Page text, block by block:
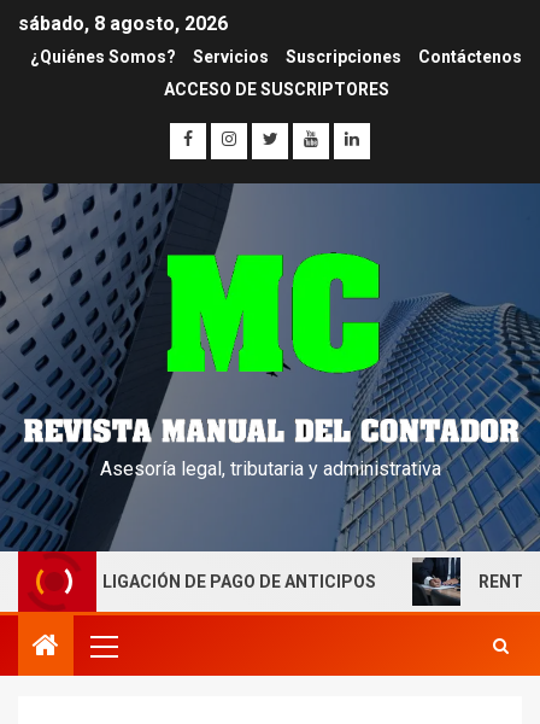
sábado, 8 agosto, 2026
¿Quiénes Somos? Servicios Suscripciones
Contáctenos
ACCESO DE SUSCRIPTORES
Asesoría legal, tributaria y administrativa
DE PAGO DE ANTICIPOS RENTAS